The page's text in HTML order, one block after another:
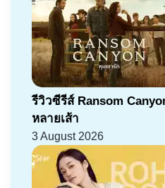
รีวิวซีรีส์ Ransom
หลายเส้า
3 August 2026